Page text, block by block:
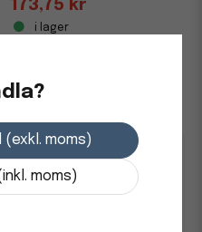
173,75 kr
i lager
(exkl. moms)
moms)